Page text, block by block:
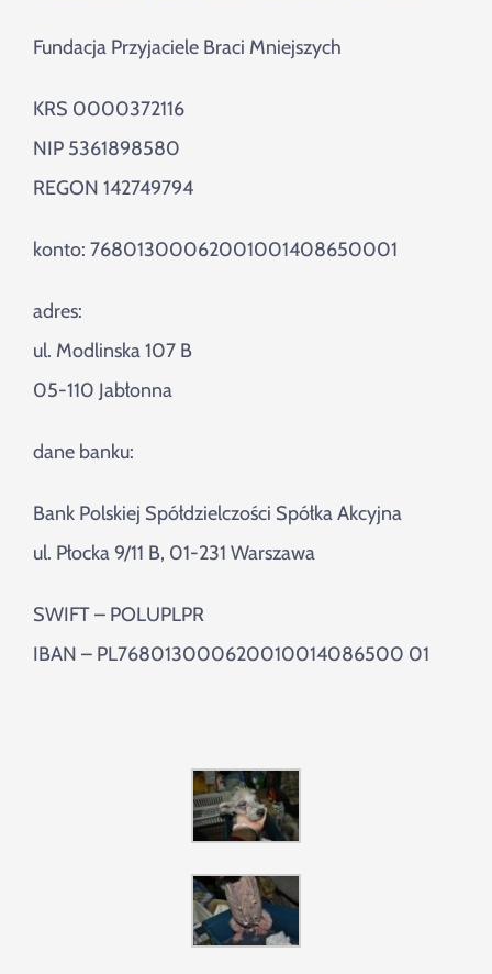
Fundacja Przyjaciele Braci Mniejszych
KRS 0000372116
NIP 5361898580
REGON 142749794
konto: 76801300062001001408650001
adres:
ul. Modlinska 107 B
05-110 Jabłonna
dane banku:
Bank Polskiej Spółdzielczości Spółka Akcyjna
ul. Płocka 9/11 B, 01-231 Warszawa
SWIFT – POLUPLPR
IBAN – PL768013000620010014086500 01